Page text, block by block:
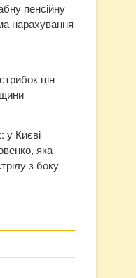
пенсійну
нарахування
цін
у Києві
яка
з боку